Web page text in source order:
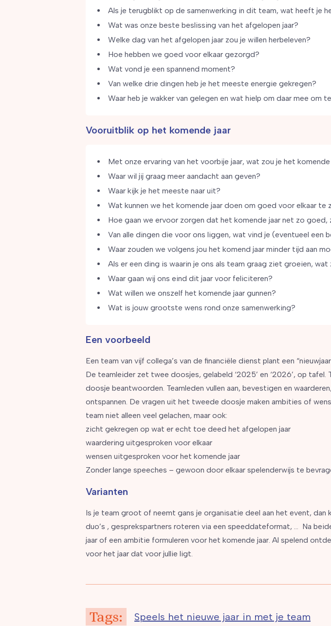
Als je terugblikt op de samenwerking in dit team, wat heeft je
Wat was onze beste beslissing van het afgelopen jaar?
Welke dag van het afgelopen jaar zou je willen herbeleven?
Hoe hebben we goed voor elkaar gezorgd?
Wat vond je een spannend moment?
Van welke drie dingen heb je het meeste energie gekregen?
Waar heb je wakker van gelegen en wat hielp om daar mee om
Vooruitblik op het komende jaar
Met onze ervaring van het voorbije jaar, wat zou je het komende
Waar wil jij graag meer aandacht aan geven?
Waar kijk je het meeste naar uit?
Wat kunnen we het komende jaar doen om goed voor elkaar te
Hoe gaan we ervoor zorgen dat het komende jaar net zo
Van alle dingen die voor ons liggen, wat vind je (eventueel een
Waar zouden we volgens jou het komend jaar minder tijd aan
Als er een ding is waarin je ons als team graag ziet groeien, wat
Waar gaan wij ons eind dit jaar voor feliciteren?
Wat willen we onszelf het komende jaar gunnen?
Wat is jouw grootste wens rond onze samenwerking?
Een voorbeeld
Een team van vijf collega’s van de financiële dienst plant een
De teamleider zet twee doosjes, gelabeld ‘2025’ en ‘2026’, op
doosje beantwoorden. Teamleden vullen aan, bevestigen en
ontspannen. De vragen uit het tweede doosje maken ambities of
team niet alleen veel gelachen, maar ook:
zicht gekregen op wat er echt toe deed het afgelopen jaar
waardering uitgesproken voor elkaar
wensen uitgesproken voor het komende jaar
Zonder lange speeches – gewoon door elkaar spelenderwijs te
Varianten
Is je team groot of neemt gans je organisatie deel aan het event,
duo’s , gesprekspartners roteren via een speeddateformat, … Na
jaar of een ambitie formuleren voor het komende jaar. Al spelend
voor het jaar dat voor jullie ligt.
Tags: Speels het nieuwe jaar in met je team